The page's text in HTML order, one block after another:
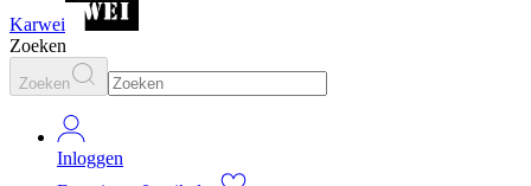
Karwei
Zoeken
Zoeken
Inloggen